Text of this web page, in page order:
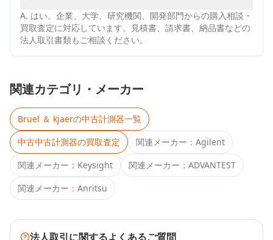
A. はい。企業、大学、研究機関、開発部門からの購入相談・
買取査定に対応しています。見積書、請求書、納品書などの
法人取引書類もご相談ください。
関連カテゴリ・メーカー
Bruel ＆ kjaerの中古計測器一覧
中古中古計測器の買取査定 関連メーカー： Agilent
関連メーカー： Keysight 関連メーカー： ADVANTEST
関連メーカー： Anritsu
法人取引に関するよくあるご質問